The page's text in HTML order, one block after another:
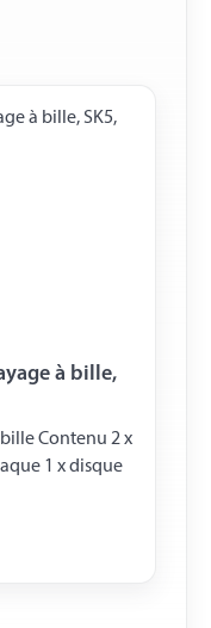
à bille,
Contenu 2 x
1 x disque